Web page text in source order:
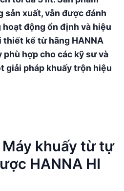
sản xuất, vẫn được đánh
hoạt động ổn định và hiệu
thiết kế từ hãng HANNA
phù hợp cho các kỹ sư và
giải pháp khuấy trộn hiệu
khuấy từ tự
HANNA HI